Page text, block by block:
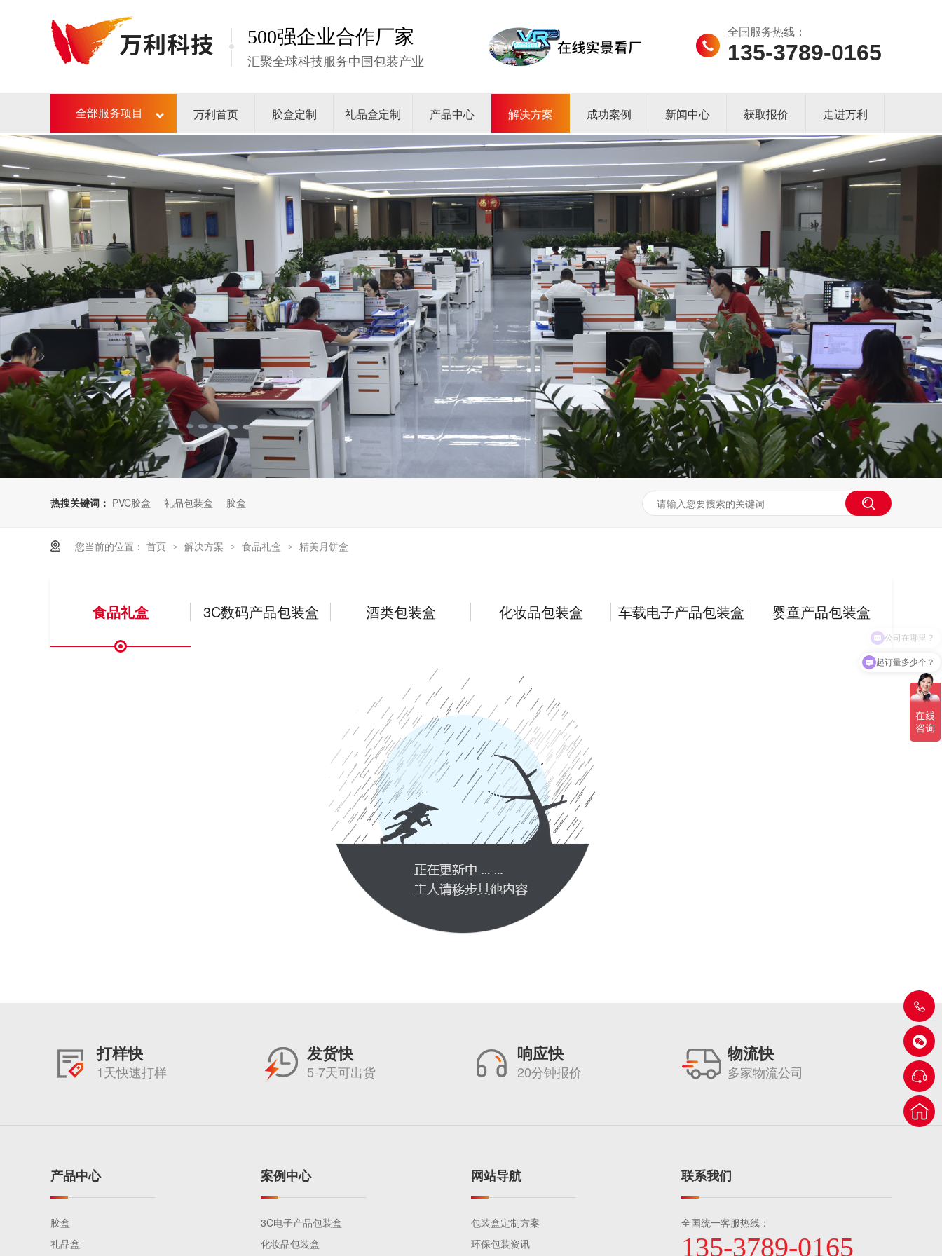
500强企业合作厂家
汇聚全球科技服务中国包装产业
全国服务热线：
135-3789-0165
全部服务项目 万利首页 胶盒定制 礼品盒定制 产品中心 解决方案 成功案例 新闻中心 获取报价 走进万利
热搜关键词： PVC胶盒 礼品包装盒 胶盒
您当前的位置： 首页 > 解决方案 > 食品礼盒 > 精美月饼盒
食品礼盒 3C数码产品包装盒 酒类包装盒 化妆品包装盒 车载电子产品包装盒 婴童产品包装盒
打样快
1天快速打样
发货快
5-7天可出货
响应快
20分钟报价
物流快
多家物流公司
产品中心
胶盒
礼品盒
案例中心
3C电子产品包装盒
化妆品包装盒
网站导航
包装盒定制方案
环保包装资讯
联系我们
全国统一客服热线：
135-3789-0165
起订量多少个？